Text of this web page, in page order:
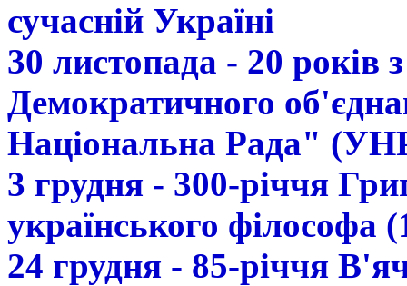
сучасній Україні
30 листопада - 20 років
Демократичного
Національна Рада"
3 грудня - 300-річчя
українського філософа
24 грудня - 85-річчя